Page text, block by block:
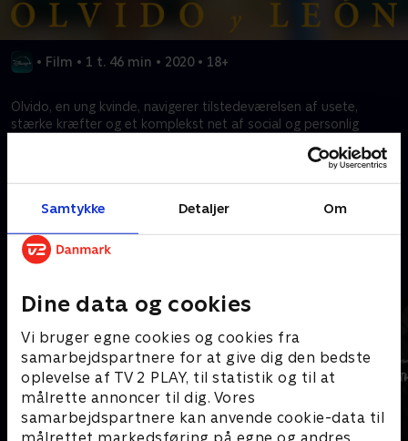
Samtykke Detaljer Om
Dine data og cookies
Vi bruger egne cookies og cookies fra
samarbejdspartnere for at give dig den bedste
oplevelse af TV 2 PLAY, til statistik og til at
målrette annoncer til dig. Vores
samarbejdspartnere kan anvende cookie-data til
• Film • 1 t. 46 min • 2020 • 18+
Olvido, en ung kvinde, navigerer tilstedeværelsen af usete,
stærke kræfter og et komplekst net af social og personlig
ikke skyldes hendes tvillingebror, León, der har Downs syndrom.
Kræver tilkøb